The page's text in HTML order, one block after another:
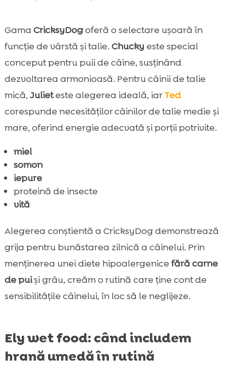
Gama CricksyDogoferă o selectare ușoară în
funcție de vârstă și talie. Chucky este special
conceput pentru puii de câine, susținând
dezvoltarea armonioasă. Pentru câinii de talie
mică, Julieteste alegerea ideală, iarTed
corespunde necesităților câinilor de talie medie și
mare, oferind energie adecvată și porții potrivite.
miel
somon
iepure
proteină de insecte
vită
Alegerea conștientă a CricksyDog demonstrează
grija pentru bunăstarea zilnică a câinelui. Prin
menținerea unei diete hipoalergenice fără carne
de puiși grâu, creăm o rutină care ține cont de
sensibilitățile câinelui, în loc să le neglijeze.
Ely wet food: când includem
hrană umedă în rutină